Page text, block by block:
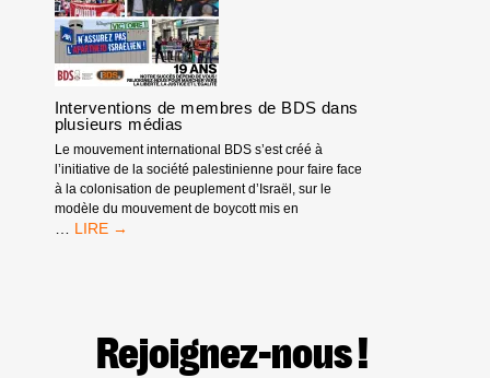
2025
Interventions de membres de BDS dans
plusieurs médias
Le mouvement international BDS s’est créé à
l’initiative de la société palestinienne pour faire face
à la colonisation de peuplement d’Israël, sur le
modèle du mouvement de boycott mis en
INTERVENTIONS
PLUSIEURS
MÉDIASRejoignez-nous !